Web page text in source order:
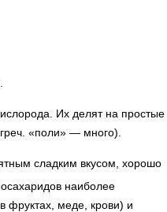
Их делят на простые
«поли» — много).
сладким вкусом, хорошо
наиболее
фруктах, меде, крови) и